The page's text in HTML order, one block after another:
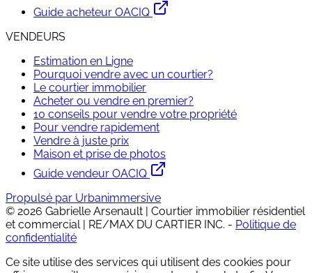
Guide acheteur OACIQ
VENDEURS
Estimation en Ligne
Pourquoi vendre avec un courtier?
Le courtier immobilier
Acheter ou vendre en premier?
10 conseils pour vendre votre propriété
Pour vendre rapidement
Vendre à juste prix
Maison et prise de photos
Guide vendeur OACIQ
Propulsé par Urbanimmersive
© 2026 Gabrielle Arsenault | Courtier immobilier résidentiel
et commercial | RE/MAX DU CARTIER INC. - Politique de
confidentialité
Ce site utilise des services qui utilisent des cookies pour